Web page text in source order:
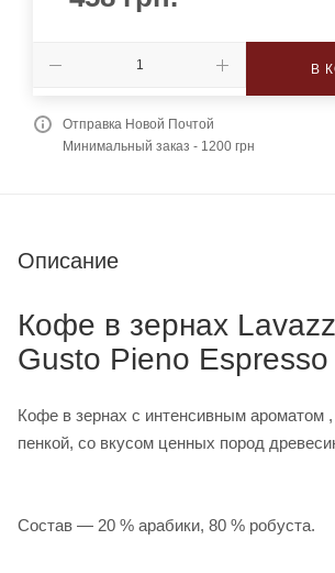
В
Отправка Новой Почтой
Минимальный заказ - 1200 грн
Описание
Кофе в зернах
Gusto Pieno Espresso
Кофе в зернах с интенсивным ароматом ,
пенкой, со вкусом ценных пород
Состав ― 20 % арабики, 80 % робуста.